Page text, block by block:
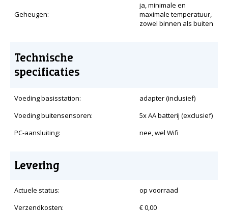
Geheugen:
ja, minimale en
maximale temperatuur,
zowel binnen als buiten
Technische
specificaties
Voeding basisstation:
adapter (inclusief)
Voeding buitensensoren:
5x AA batterij (exclusief)
PC-aansluiting:
nee, wel Wifi
Levering
Actuele status:
op voorraad
Verzendkosten:
€ 0,00